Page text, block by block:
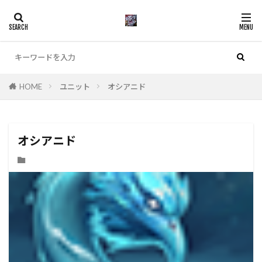
HOME ユニット オシアニド
オシアニド
カテゴリー